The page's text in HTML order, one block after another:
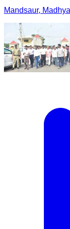
Mandsaur,